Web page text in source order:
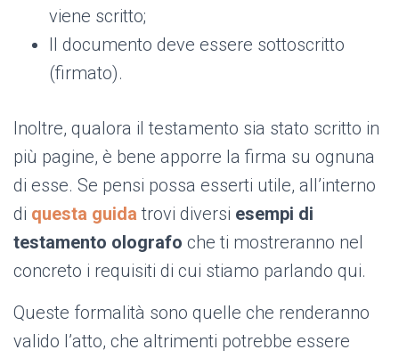
viene scritto;
Il documento deve essere sottoscritto
(firmato).
Inoltre, qualora il testamento sia stato scritto in
più pagine, è bene apporre la firma su ognuna
di esse. Se pensi possa esserti utile, all’interno
di questa guida trovi diversi esempi di
testamento olografo che ti mostreranno nel
concreto i requisiti di cui stiamo parlando qui.
Queste formalità sono quelle che renderanno
valido l’atto, che altrimenti potrebbe essere